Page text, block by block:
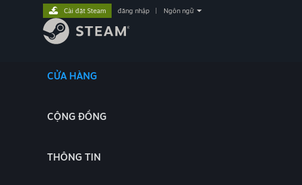
CỬA HÀNG
CỘNG ĐỒNG
THÔNG TIN
Cài đặt Steam đăng nhập Ngôn ngữ